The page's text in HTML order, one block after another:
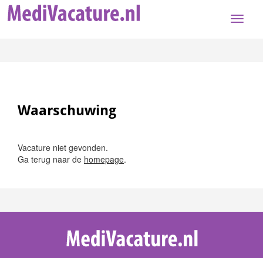
Toggle
Waarschuwing
Vacature niet gevonden.
Ga terug naar de homepage.